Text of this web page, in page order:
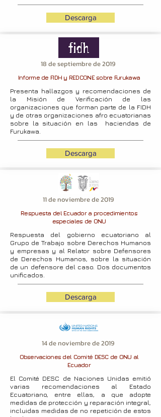
Descarga
18 de septiembre de 2019
Informe de FIDH y REDCONE sobre Furukawa
Presenta hallazgos y recomendaciones de
la Misión de Verificación de las
organizaciones que forman parte de la FIDH
y de otras organizaciones afro ecuatorianas
sobre la situación en las haciendas de
Furukawa.
Descarga
11 de noviembre de 2019
Respuesta del Ecuador a procedimientos
especiales de ONU
Respuesta del gobierno ecuatoriano al
Grupo de Trabajo sobre Derechos Humanos
y empresas y al Relator sobre Defensores
de Derechos Humanos, sobre la situación
de un defensore del caso. Dos documentos
unificados.
Descarga
14 de noviembre de 2019
Observaciones del Comité DESC de ONU al
Ecuador
El Comité DESC de Naciones Unidas emitió
varias recomendaciones al Estado
Ecuatoriano, entre ellas, a que adopte
medidas de protección y reparación integral,
incluidas medidas de no repetición de estos